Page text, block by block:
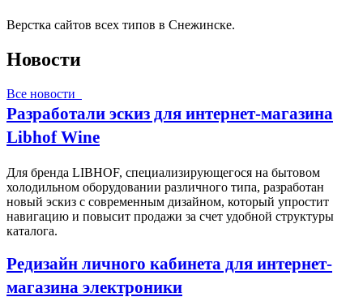
Верстка сайтов всех типов в Снежинске.
Новости
Все новости
Разработали эскиз для интернет-магазина
Libhof Wine
Для бренда LIBHOF, специализирующегося на бытовом
холодильном оборудовании различного типа, разработан
новый эскиз с современным дизайном, который упростит
навигацию и повысит продажи за счет удобной структуры
каталога.
Редизайн личного кабинета для интернет-
магазина электроники